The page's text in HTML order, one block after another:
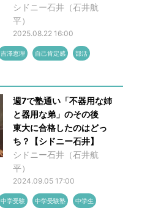
シドニー石井（石井航
平）
2025.08.22 16:00
吉澤恵理 自己肯定感 部活
週7で塾通い「不器用な姉
と器用な弟」のその後
東大に合格したのはどっ
ち？【シドニー石井】
シドニー石井（石井航
平）
2024.09.05 17:00
中学受験 中学受験塾 中学生